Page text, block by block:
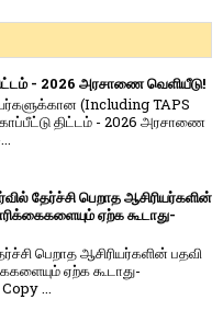
- 2026 அரசாணை வெளியீடு!
(Including TAPS
திட்டம் - 2026 அரசாணை
தேர்ச்சி பெறாத ஆசிரியர்களின்
ஏற்க கூடாது-
பெறாத ஆசிரியர்களின் பதவி
ஏற்க கூடாது-
...